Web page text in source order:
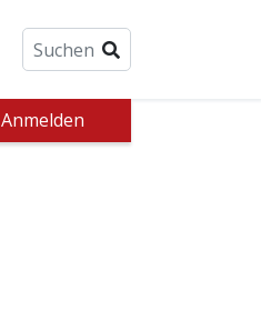
Anmelden